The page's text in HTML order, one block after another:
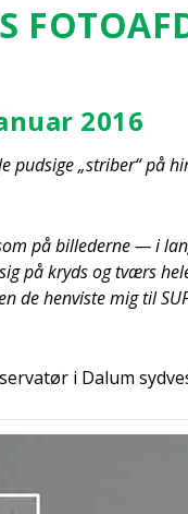
2016
pud­si­ge „stri­ber“ på
på bil­le­der­ne — i
på kryds og tværs
de hen­vi­ste mig til
i Dalum